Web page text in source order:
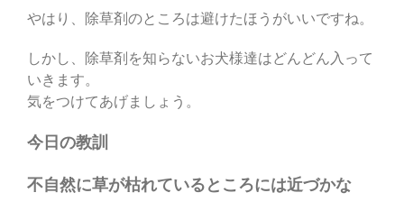
やはり、除草剤のところは避けたほうがいいですね。
しかし、除草剤を知らないお犬様達はどんどん入って
いきます。
気をつけてあげましょう。
今日の教訓
不自然に草が枯れているところには近づかな